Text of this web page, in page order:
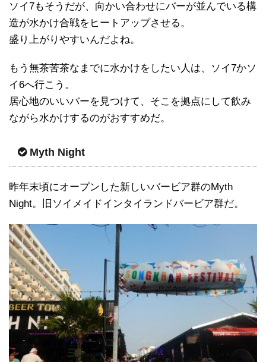
ソイ7もそうだが、向かい合わせにバーが並んでいる構
造が水かけ合戦をヒートアップさせる。
盛り上がりやすいんだよね。
もう無茶苦茶なまでに水かけをしたい人は、ソイ7かソ
イ6へ行こう。
居心地のいいバーを見つけて、そこを拠点にして飲み
ながら水かけするのがおすすめだ。
Myth Night
昨年末頃にオープンした新しいバービア群のMyth
Night。旧ソイメイドインタイランドバービア群だ。